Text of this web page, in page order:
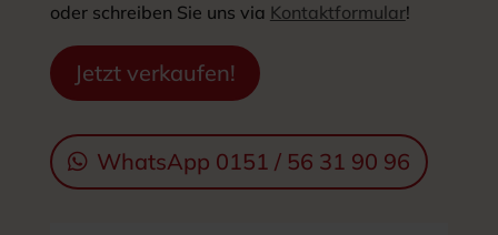
oder schreiben Sie uns via Kontaktformular!
Jetzt verkaufen!
WhatsApp 0151 / 56 31 90 96